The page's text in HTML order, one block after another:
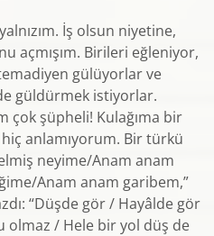
İş olsun niyetine,
açmışım. Birileri eğleniyor,
gülüyorlar ve
güldürmek istiyorlar.
çok şüpheli! Kulağıma bir
anlamıyorum. Bir türkü
neyime/Anam anam
Anam anam garibem,”
“Düşde gör / Hayâlde gör
olmaz / Hele bir yol düş de